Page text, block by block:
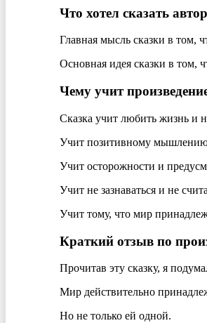
Что хотел сказать
Главная мысль сказки в том,
Основная идея сказки в том,
Чему учит
Сказка учит любить жизнь и
Учит позитивному
Учит осторожности и
Учит не зазнаваться и не
Учит тому, что мир
Краткий отзыв по
Прочитав эту сказку, я
Мир действительно
Но не только ей одной.